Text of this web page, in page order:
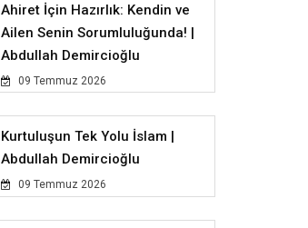
Ahiret İçin Hazırlık: Kendin ve
Ailen Senin Sorumluluğunda! |
Abdullah Demircioğlu
09 Temmuz 2026
Kurtuluşun Tek Yolu İslam |
Abdullah Demircioğlu
09 Temmuz 2026